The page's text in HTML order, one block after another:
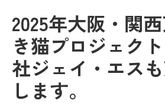
2025年大阪・関
き猫プロジェク
社ジェイ・エス
します。